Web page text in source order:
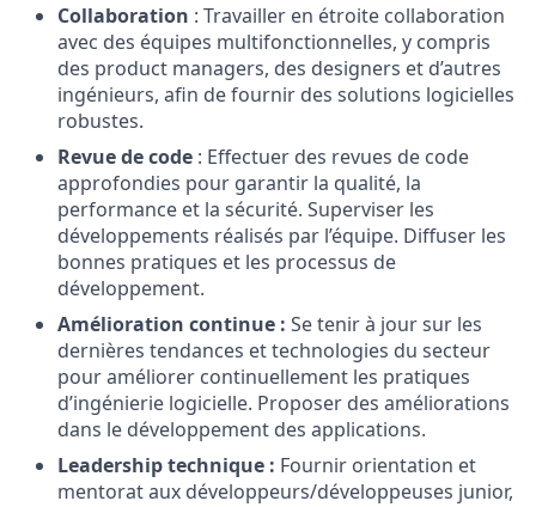
Collaboration : Travailler en étroite collaboration
avec des équipes multifonctionnelles, y compris
des product managers, des designers et d’autres
ingénieurs, afin de fournir des solutions logicielles
robustes.
Revue de code : Effectuer des revues de code
approfondies pour garantir la qualité, la
performance et la sécurité. Superviser les
développements réalisés par l’équipe. Diffuser les
bonnes pratiques et les processus de
développement.
Amélioration continue : Se tenir à jour sur les
dernières tendances et technologies du secteur
pour améliorer continuellement les pratiques
d’ingénierie logicielle. Proposer des améliorations
dans le développement des applications.
Leadership technique : Fournir orientation et
mentorat aux développeurs/développeuses junior,